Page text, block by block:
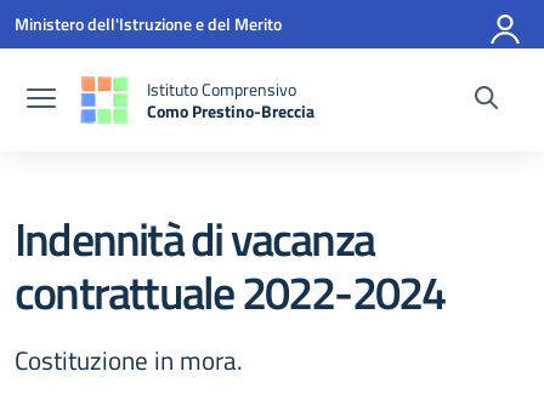
Vai ai contenuti
Vai al menu di navigazione
Vai al footer
Ministero dell'Istruzione e del Merito
Istituto Comprensivo
Como Prestino-Breccia
Indennità di vacanza
contrattuale 2022-2024
Costituzione in mora.